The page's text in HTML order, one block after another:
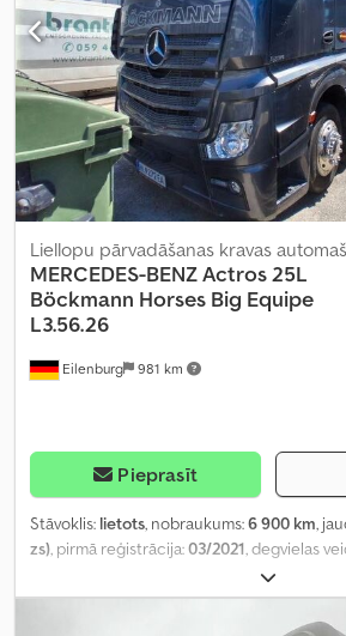
Eilenburg 981 km
Liellopu pārvadāšanas kravas
MERCEDES-BENZActros 25L
Böckmann Horses Big Equipe
L3.56.26
Pieprasīt
Stāvoklis: lietots, nobraukums:6 900 km,
zs), pirmā reģistrācija:03/2021, degvielas
, asu konfigurācija:
pārnesuma veids:automātisks, emisijas
ABS, elektroniskā stabilitātes programma